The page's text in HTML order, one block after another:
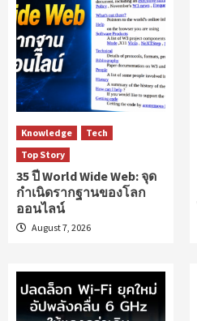
Knowledge
Tech
Top Story
35 ปี World Wide Web: จุด
กำเนิดรากฐานของโลก
ออนไลน์
August 7, 2026